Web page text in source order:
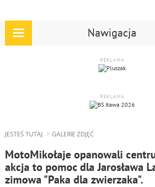
Nawigacja
Rozwiń
REKLAMA
REKLAMA
JESTEŚ TUTAJ GALERIE ZDJĘĆ
MotoMikołaje opanowali
akcja to pomoc dla Jarosława
zimowa "Paka dla zwierzaka".